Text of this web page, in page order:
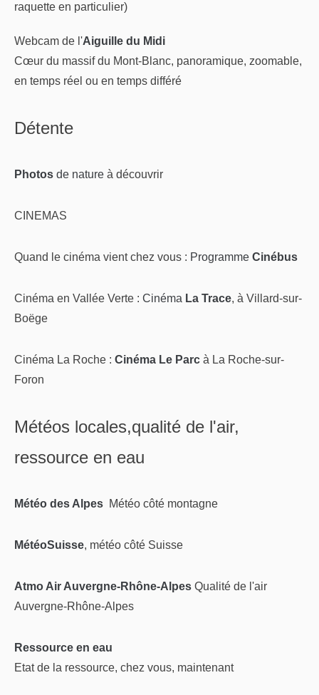
raquette en particulier)
Webcam de l'Aiguille du Midi
Cœur du massif du Mont-Blanc, panoramique, zoomable,
en temps réel ou en temps différé
Détente
Photos de nature à découvrir
CINEMAS
Quand le cinéma vient chez vous : Programme Cinébus
Cinéma en Vallée Verte : Cinéma La Trace, à Villard-sur-
Boëge
Cinéma La Roche : Cinéma Le Parc à La Roche-sur-
Foron
Météos locales,qualité de l'air,
ressource en eau
Météo des Alpes Météo côté montagne
MétéoSuisse, météo côté Suisse
Atmo Air Auvergne-Rhône-Alpes Qualité de l'air
Auvergne-Rhône-Alpes
Ressource en eau
Etat de la ressource, chez vous, maintenant